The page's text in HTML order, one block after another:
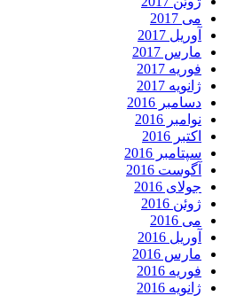
می 2017
آوریل 2017
مارس 2017
فوریه 2017
ژانویه 2017
دسامبر 2016
نوامبر 2016
اکتبر 2016
سپتامبر 2016
آگوست 2016
جولای 2016
ژوئن 2016
می 2016
آوریل 2016
مارس 2016
فوریه 2016
ژانویه 2016